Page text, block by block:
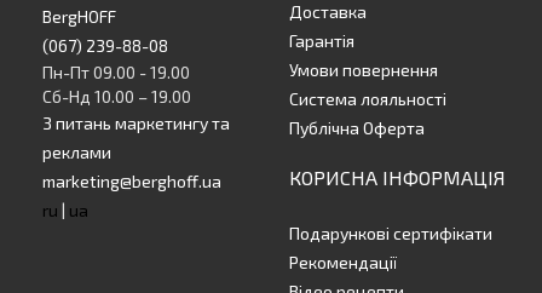
BergHOFF
(067) 239-88-08
Пн-Пт 09.00 - 19.00
Сб-Нд 10.00 – 19.00
З питань маркетингу та
реклами
marketing@berghoff.ua
ru | ua
Доставка
Гарантія
Умови повернення
Система лояльності
Публічна Оферта
КОРИСНА ІНФОРМАЦІЯ
Подарункові сертифікати
Рекомендації